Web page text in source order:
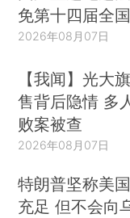
免第十四届全
2026年08月07日
【我闻】光大
售背后隐情 多
败案被查
2026年08月07日
特朗普坚称美
充足 但不会向